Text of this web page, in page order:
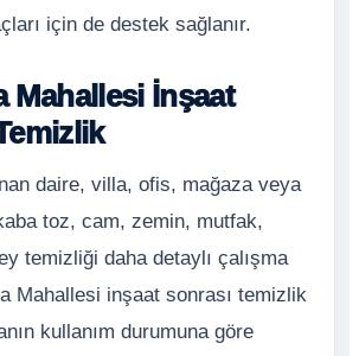
için de destek sağlanır.
Mahallesi İnşaat
daire, villa, ofis, mağaza veya
toz, cam, zemin, mutfak,
temizliği daha detaylı çalışma
Mahallesi inşaat sonrası temizlik
kullanım durumuna göre